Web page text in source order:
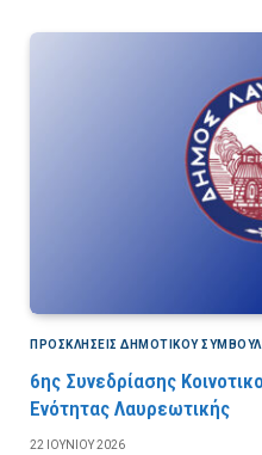
ΠΡΟΣΚΛΉΣΕΙΣ ΔΗΜΟΤΙΚΟΎ
6ης Συνεδρίασης
Ενότητας Λαυρεωτικής
22 ΙΟΥΝΊΟΥ 2026